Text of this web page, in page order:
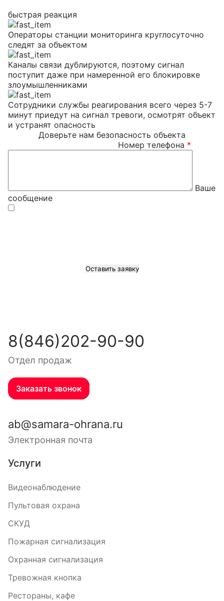
быстрая реакция
Операторы станции мониторинга круглосуточно
следят за объектом
Каналы связи дублируются, поэтому сигнал
поступит даже при намеренной его блокировке
злоумышленниками
Сотрудники службы реагирования всего через 5-7
минут приедут на сигнал тревоги, осмотрят объект
и устранят опасность
Доверьте нам безопасность объекта
Номер телефона *
Ваше
сообщение
8(846)202-90-90
Отдел продаж
Заказать звонок
ab@samara-ohrana.ru
Электронная почта
Услуги
Видеонаблюдение
Пультовая охрана
СКУД
Пожарная сигнализация
Охранная сигнализация
Тревожная кнопка
Рестораны, кафе